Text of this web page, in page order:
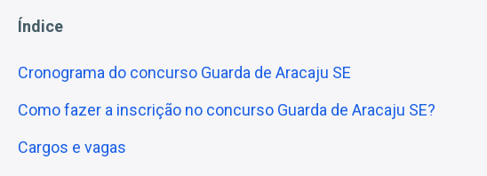
Índice
Cronograma do concurso Guarda de Aracaju SE
Como fazer a inscrição no concurso Guarda de Aracaju SE?
Cargos e vagas